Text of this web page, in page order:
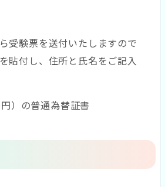
受験票を送付いたしますので
貼付し、住所と氏名をご記入
）の普通為替証書